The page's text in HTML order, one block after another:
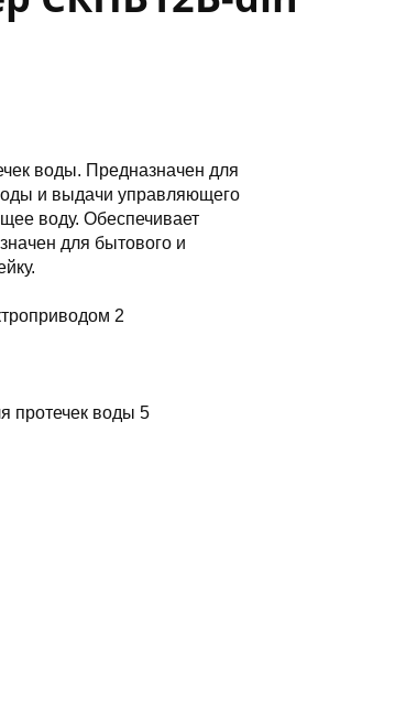
воды. Предназначен для
и выдачи управляющего
воду. Обеспечивает
для бытового и
2
протечек воды 5